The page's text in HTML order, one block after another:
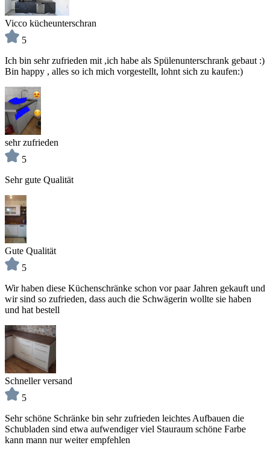
Vicco kücheunterschran
5
Ich bin sehr zufrieden mit ,ich habe als Spülenunterschrank gebaut :)
Bin happy , alles so ich mich vorgestellt, lohnt sich zu kaufen:)
sehr zufrieden
5
Sehr gute Qualität
Gute Qualität
5
Wir haben diese Küchenschränke schon vor paar Jahren gekauft und
wir sind so zufrieden, dass auch die Schwägerin wollte sie haben
und hat bestell
Schneller versand
5
Sehr schöne Schränke bin sehr zufrieden leichtes Aufbauen die
Schubladen sind etwa aufwendiger viel Stauraum schöne Farbe
kann mann nur weiter empfehlen